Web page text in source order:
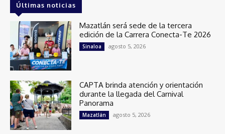
Últimas noticias
Mazatlán será sede de la tercera
edición de la Carrera Conecta-Te 2026
Sinaloa agosto 5, 2026
CAPTA brinda atención y orientación
durante la llegada del Carnival
Panorama
Mazatlán agosto 5, 2026